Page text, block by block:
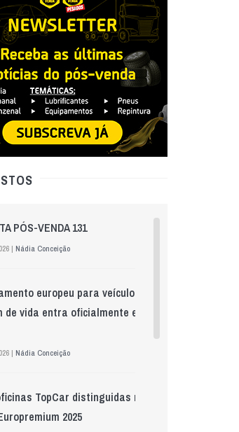
PÓS-VENDA 131
| Nádia Conceição
europeu para veículos
de vida entra oficialmente em
| Nádia Conceição
TopCar distinguidas na
2025